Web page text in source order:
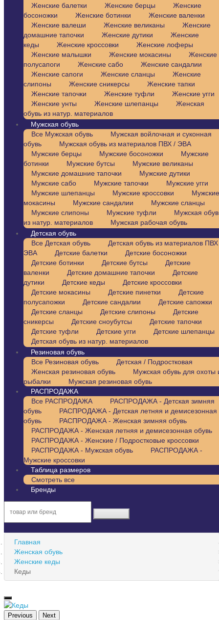
Женские балетки
Женские берцы
Женские
босоножки
Женские ботинки
Женские валенки
Женские валеши
Женские великаны
Женские
домашние тапочки
Женские дутики
Женские
кеды
Женские кроссовки
Женские лоферы
Женские малышки
Женские мокасины
Женские
полусапоги
Женские сабо
Женские сандалии
Женские сапоги
Женские сланцы
Женские
слипоны
Женские сникерсы
Женские тапки
Женские тапочки
Женские туфли
Женские угги
Женские унты
Женские шлепанцы
Женская
обувь из натур. материалов
Мужская обувь
Все Мужская обувь
Мужская войлочная и суконная
обувь
Мужская обувь из материалов ПВХ / ЭВА
Мужские берцы
Мужские босоножки
Мужские
ботинки
Мужские бутсы
Мужские великаны
Мужские домашние тапочки
Мужские дутики
Мужские сабо
Мужские тапочки
Мужские угги
Мужские шлепанцы
Мужские кроссовки
Мужские
мокасины
Мужские сандалии
Мужские сланцы
Мужские слипоны
Мужские туфли
Мужская
из натур. материалов
Мужская рабочая обувь
Детская обувь
Все Детская обувь
Детская обувь из материалов
ЭВА
Детские балетки
Детские босоножки
Детские ботинки
Детские бутсы
Детские
валенки
Детские домашние тапочки
Детские
дутики
Детские кеды
Детские кроссовки
Детские мокасины
Детские пинетки
Детские
полусапожки
Детские сандалии
Детские сапожки
Детские сланцы
Детские слипоны
Детские
сникерсы
Детские сноубутсы
Детские тапочки
Детские туфли
Детские угги
Детские шлепанцы
Детская обувь из натур. материалов
Резиновая обувь
Все Резиновая обувь
Детская / Подростковая
Женская резиновая обувь
Мужская обувь для охоты
рыбалки
Мужская резиновая обувь
РАСПРОДАЖА
Все РАСПРОДАЖА
РАСПРОДАЖА - Детская зимняя
обувь
РАСПРОДАЖА - Детская летняя и демисезонная
обувь
РАСПРОДАЖА - Женская зимняя обувь
РАСПРОДАЖА - Женская летняя и демисезонная обувь
РАСПРОДАЖА - Женские / Подростковые кроссовки
РАСПРОДАЖА - Мужская обувь
РАСПРОДАЖА -
Мужские кроссовки
Таблица размеров
Смотреть все
Бренды
Главная
Женская обувь
Женские кеды
Кеды
Previous Next